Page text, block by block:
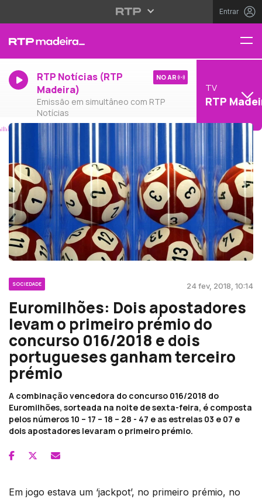
Entrar
RTP Notícias (RTP
Madeira)
Emissão em simultâneo com RTP
Notícias
NO AR
TV
RTP
SOCIEDADE 24 fev, 2018, 10:14
Euromilhões: Dois apostadores
levam o primeiro prémio do
concurso 016/2018 e dois
portugueses ganham terceiro
prémio
A combinação vencedora do concurso 016/2018 do
Euromilhões, sorteada na noite de sexta-feira, é composta
pelos números 10 – 17 – 18 – 28 - 47 e as estrelas 03 e 07 e
dois apostadores levaram o primeiro prémio.
Em jogo estava um ‘jackpot’, no primeiro prémio, no